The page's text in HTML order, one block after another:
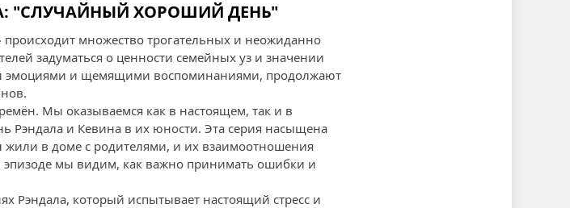
"СЛУЧАЙНЫЙ ХОРОШИЙ ДЕНЬ"
множество трогательных и неожиданно
задуматься о ценности семейных уз и значении
и щемящими воспоминаниями, продолжают
Мы оказываемся как в настоящем, так и в
Рэндала и Кевина в их юности. Эта серия насыщена
в доме с родителями, и их взаимоотношения
мы видим, как важно принимать ошибки и
Рэндала, который испытывает настоящий стресс и